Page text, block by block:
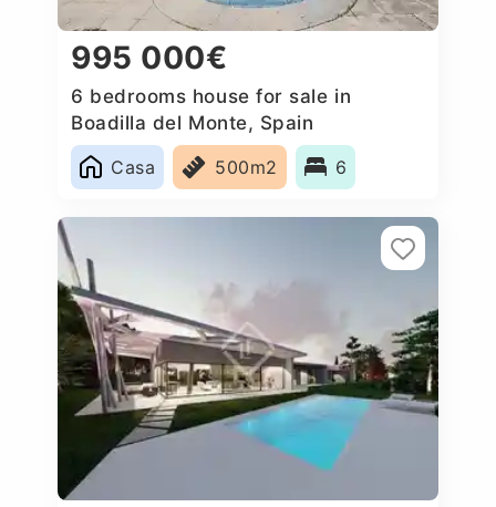
995 000€
6 bedrooms house for sale in
Boadilla del Monte, Spain
Casa
500m2 6